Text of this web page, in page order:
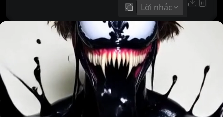
sao chép
Lời nhắc